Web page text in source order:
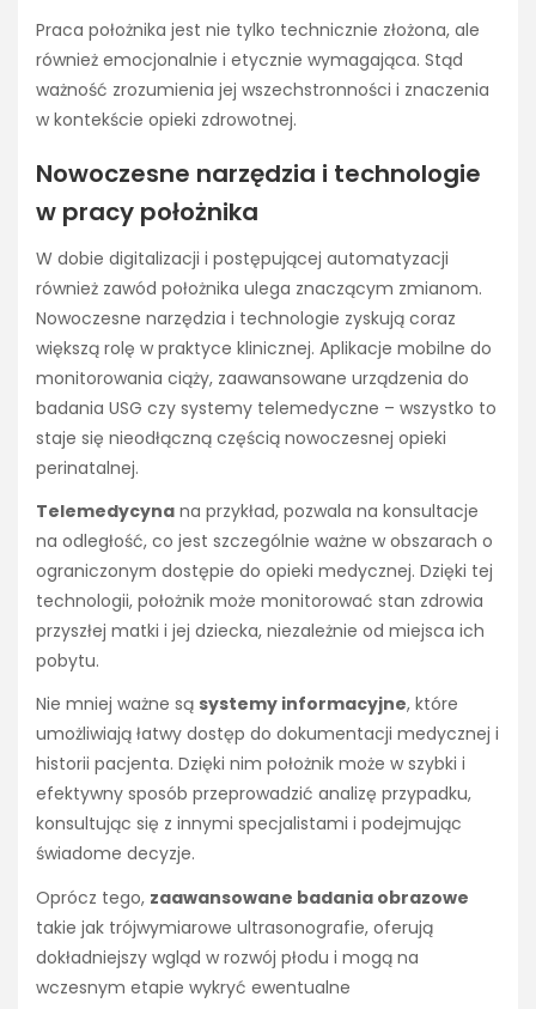
Praca położnika jest nie tylko technicznie złożona, ale
również emocjonalnie i etycznie wymagająca. Stąd
ważność zrozumienia jej wszechstronności i znaczenia
w kontekście opieki zdrowotnej.
Nowoczesne narzędzia i technologie
w pracy położnika
W dobie digitalizacji i postępującej automatyzacji
również zawód położnika ulega znaczącym zmianom.
Nowoczesne narzędzia i technologie zyskują coraz
większą rolę w praktyce klinicznej. Aplikacje mobilne do
monitorowania ciąży, zaawansowane urządzenia do
badania USG czy systemy telemedyczne – wszystko to
staje się nieodłączną częścią nowoczesnej opieki
perinatalnej.
Telemedycyna na przykład, pozwala na konsultacje
na odległość, co jest szczególnie ważne w obszarach o
ograniczonym dostępie do opieki medycznej. Dzięki tej
technologii, położnik może monitorować stan zdrowia
przyszłej matki i jej dziecka, niezależnie od miejsca ich
pobytu.
Nie mniej ważne są systemy informacyjne, które
umożliwiają łatwy dostęp do dokumentacji medycznej i
historii pacjenta. Dzięki nim położnik może w szybki i
efektywny sposób przeprowadzić analizę przypadku,
konsultując się z innymi specjalistami i podejmując
świadome decyzje.
Oprócz tego, zaawansowane badania obrazowe
takie jak trójwymiarowe ultrasonografie, oferują
dokładniejszy wgląd w rozwój płodu i mogą na
wczesnym etapie wykryć ewentualne